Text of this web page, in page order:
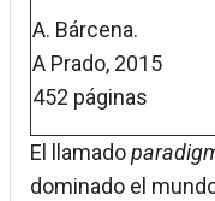
A. Bárcena.
A Prado, 2015
452 páginas
El llamado
dominado el